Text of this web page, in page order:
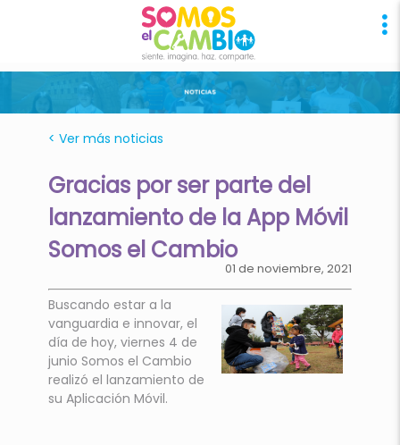
< Ver más noticias
Gracias por ser parte del
lanzamiento de la App Móvil
Somos el Cambio
01 de noviembre, 2021
Buscando estar a la
vanguardia e innovar, el
día de hoy, viernes 4 de
junio Somos el Cambio
realizó el lanzamiento de
su Aplicación Móvil.